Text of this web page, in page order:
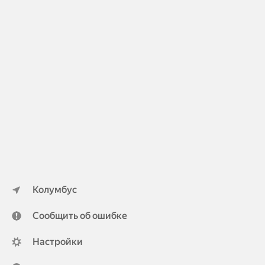
Колумбус
Сообщить об ошибке
Настройки